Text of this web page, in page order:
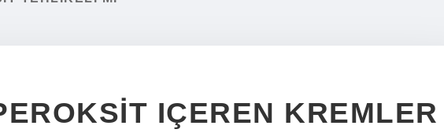
IÇEREN KREMLER